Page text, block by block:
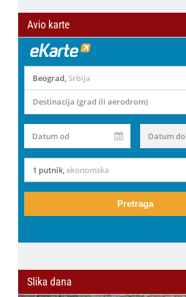
Avio karte
Beograd, Srbija
Destinacija (grad ili aerodrom)
Datum od Datum do
1 putnik,ekonomska
Pretraga
Slika dana